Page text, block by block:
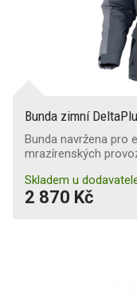
Bunda zimní
Bunda navržena pro
mrazírenských
Skladem u
2 870 Kč